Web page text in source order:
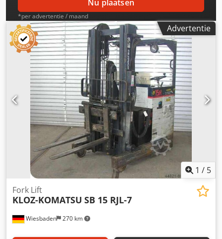
Nu plaatsen
*per advertentie / maand
Advertentie
1 / 5
Wiesbaden 270 km
Fork Lift
KLOZ-KOMATSU SB 15 RJL-7